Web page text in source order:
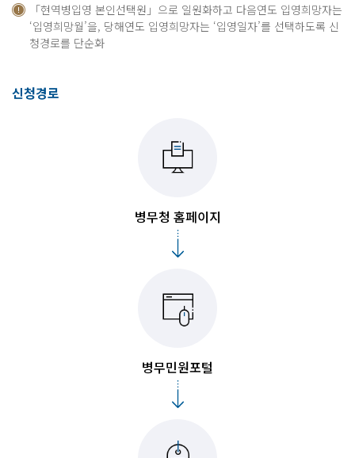
「현역병입영 본인선택원」으로 일원화하고 다음연도 입영희망자는
‘입영희망월’을, 당해연도 입영희망자는 ‘입영일자’를 선택하도록 신
청경로를 단순화
신청경로
병무청 홈페이지
병무민원포털